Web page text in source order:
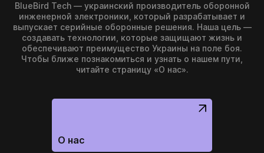
BlueBird Tech — украинский производитель оборонной
инженерной электроники, который разрабатывает и
выпускает серийные оборонные решения. Наша цель —
создавать технологии, которые защищают жизнь и
обеспечивают преимущество Украины на поле боя.
Чтобы ближе познакомиться и узнать о нашем пути,
читайте страницу «О нас».
О нас